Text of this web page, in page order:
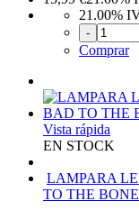
21.00%
-
Comprar
Vista rápida
EN STOCK
LAMPARA
TO THE BONE